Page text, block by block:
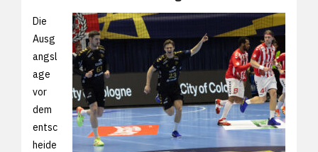
Die
Ausg
angsl
age
vor
dem
entsc
heide